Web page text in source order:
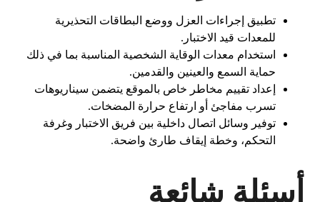
تطبيق إجراءات العزل ووضع البطاقات التحذيرية
للمعدات قيد الاختبار.
استخدام معدات الوقاية الشخصية المناسبة بما في ذلك
حماية السمع والعينين والقدمين.
إعداد تقييم مخاطر خاص بالموقع يتضمن سيناريوهات
تسرب مفاجئ أو ارتفاع حرارة المضخات.
توفير وسائل اتصال داخلية بين فريق الاختبار وغرفة
التحكم، وخطة إيقاف طارئ واضحة.
أسئلة شائعة